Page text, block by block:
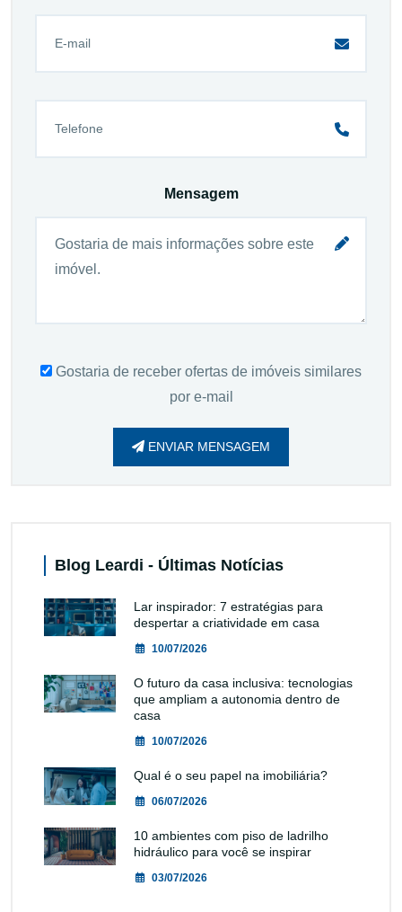
Mensagem
Gostaria de receber ofertas de imóveis similares
por e-mail
ENVIAR MENSAGEM
Blog Leardi - Últimas Notícias
Lar inspirador: 7 estratégias para
despertar a criatividade em casa
10/07/2026
O futuro da casa inclusiva: tecnologias
que ampliam a autonomia dentro de
casa
10/07/2026
Qual é o seu papel na imobiliária?
06/07/2026
10 ambientes com piso de ladrilho
hidráulico para você se inspirar
03/07/2026